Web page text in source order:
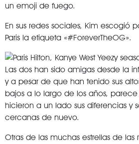
un emoji de fuego.
En sus redes sociales, Kim escogió
Paris la etiqueta «#ForeverTheOG».
Las dos han sido amigas desde la
y a pesar de que han tenido sus
bajos a lo largo de los años,
hicieron a un lado sus diferencias y
cercanas de nuevo.
Otras de las muchas estrellas de las